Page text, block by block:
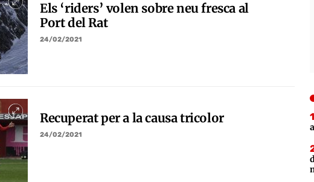
Els ‘riders’ volen sobre neu fresca al
Port del Rat
24/02/2021
Recuperat per a la causa tricolor
24/02/2021